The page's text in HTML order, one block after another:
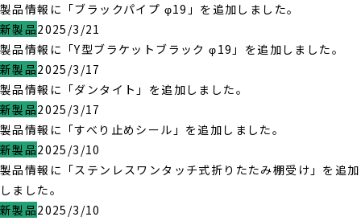
製品情報に「ブラックパイプ φ19」を追加しました。
新製品2025/3/21
製品情報に「Y型ブラケットブラック φ19」を追加しました。
新製品2025/3/17
製品情報に「ダンタイト」を追加しました。
新製品2025/3/17
製品情報に「すべり止めシール」を追加しました。
新製品2025/3/10
製品情報に「ステンレスワンタッチ式折りたたみ棚受け」を追加
しました。
新製品2025/3/10